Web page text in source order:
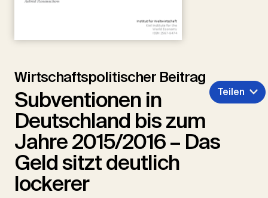
Wirtschaftspolitischer Beitrag
Subventionen in
Deutschland bis zum
Jahre 2015/2016 – Das
Geld sitzt deutlich
lockerer
Teilen